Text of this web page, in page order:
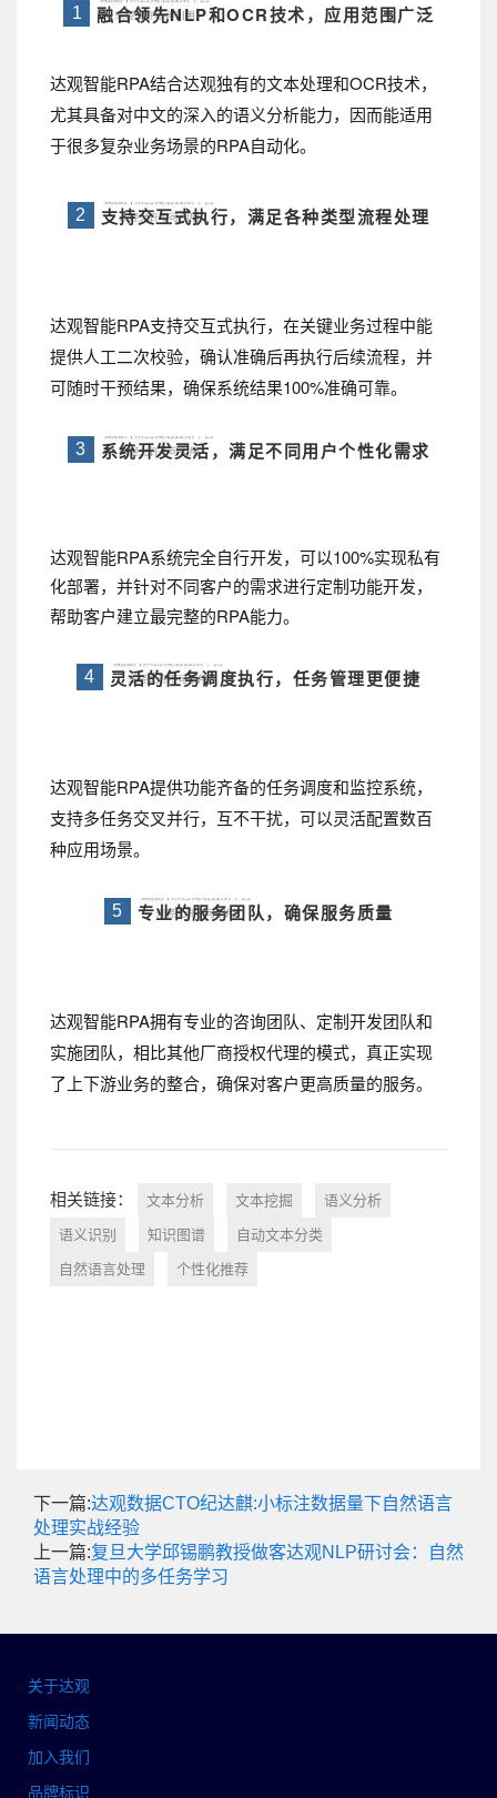
1 融合领先NLP和OCR技术，应用范围广泛
达观智能RPA结合达观独有的文本处理和OCR技术，
尤其具备对中文的深入的语义分析能力，因而能适用
于很多复杂业务场景的RPA自动化。
2 支持交互式执行，满足各种类型流程处理
达观智能RPA支持交互式执行，在关键业务过程中能
提供人工二次校验，确认准确后再执行后续流程，并
可随时干预结果，确保系统结果100%准确可靠。
3 系统开发灵活，满足不同用户个性化需求
达观智能RPA系统完全自行开发，可以100%实现私有
化部署，并针对不同客户的需求进行定制功能开发，
帮助客户建立最完整的RPA能力。
4 灵活的任务调度执行，任务管理更便捷
达观智能RPA提供功能齐备的任务调度和监控系统，
支持多任务交叉并行，互不干扰，可以灵活配置数百
种应用场景。
5 专业的服务团队，确保服务质量
达观智能RPA拥有专业的咨询团队、定制开发团队和
实施团队，相比其他厂商授权代理的模式，真正实现
了上下游业务的整合，确保对客户更高质量的服务。
相关链接： 文本分析 文本挖掘 语义分析
语义识别 知识图谱 自动文本分类
自然语言处理 个性化推荐
下一篇:达观数据CTO纪达麒:小标注数据量下自然语言
处理实战经验
上一篇:复旦大学邱锡鹏教授做客达观NLP研讨会：自然
语言处理中的多任务学习
关于达观
新闻动态
加入我们
品牌标识